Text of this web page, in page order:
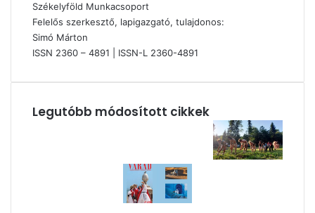
Székelyföld Munkacsoport
Felelős szerkesztő, lapigazgató, tulajdonos:
Simó Márton
ISSN 2360 – 4891 | ISSN-L 2360-4891
Legutóbb módosított cikkek